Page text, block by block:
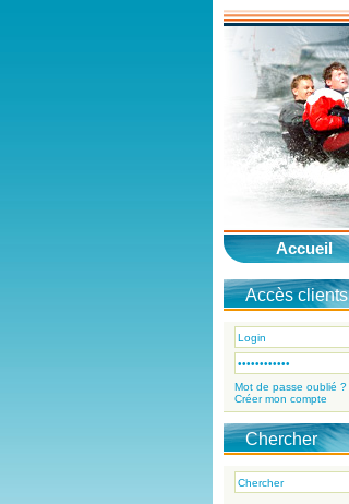
Accueil
Accès clients
Mot de passe oublié ?
Créer mon compte
Chercher